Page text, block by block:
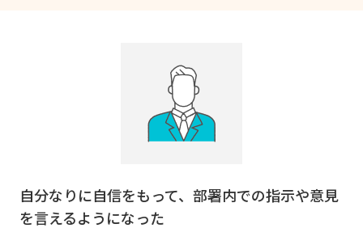
自分なりに自信をもって、部署内での指示や意見
を言えるようになった